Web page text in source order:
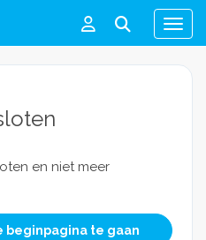
Menu
en niet meer
beginpagina te gaan